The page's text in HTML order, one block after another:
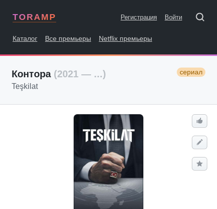
TORAMP Регистрация Войти
Каталог Все премьеры Netflix премьеры
Контора (2021 — ...) сериал
Teşkilat